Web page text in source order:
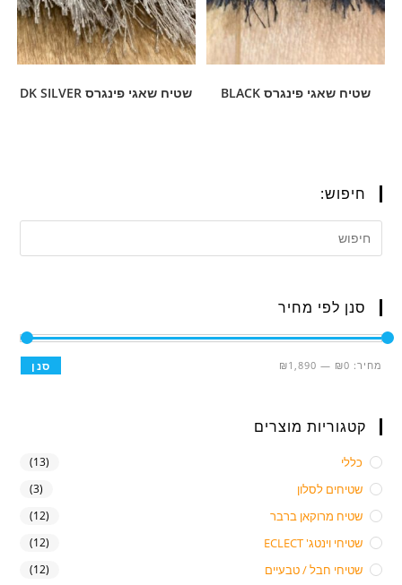
שטיח שאגי פינגרס BLACK שטיח שאגי פינגרס DK SILVER
חיפוש:
סנן לפי מחיר
סנן מחיר: ₪0
—
₪1,890
קטגוריות מוצרים
כללי (13)
שטיחים לסלון (3)
שטיח מרוקאן ברבר (12)
שטיחי וינטג' ECLECT (12)
שטיחי חבל / טבעיים (12)